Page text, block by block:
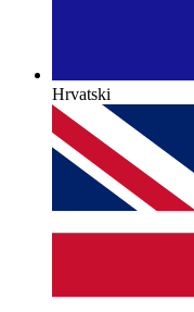
Hrvatski